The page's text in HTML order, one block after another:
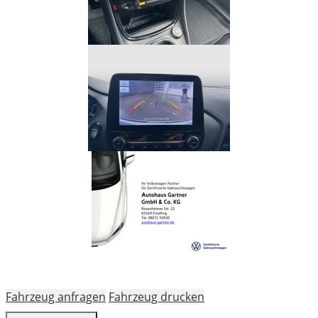
Fahrzeug anfragen Fahrzeug drucken